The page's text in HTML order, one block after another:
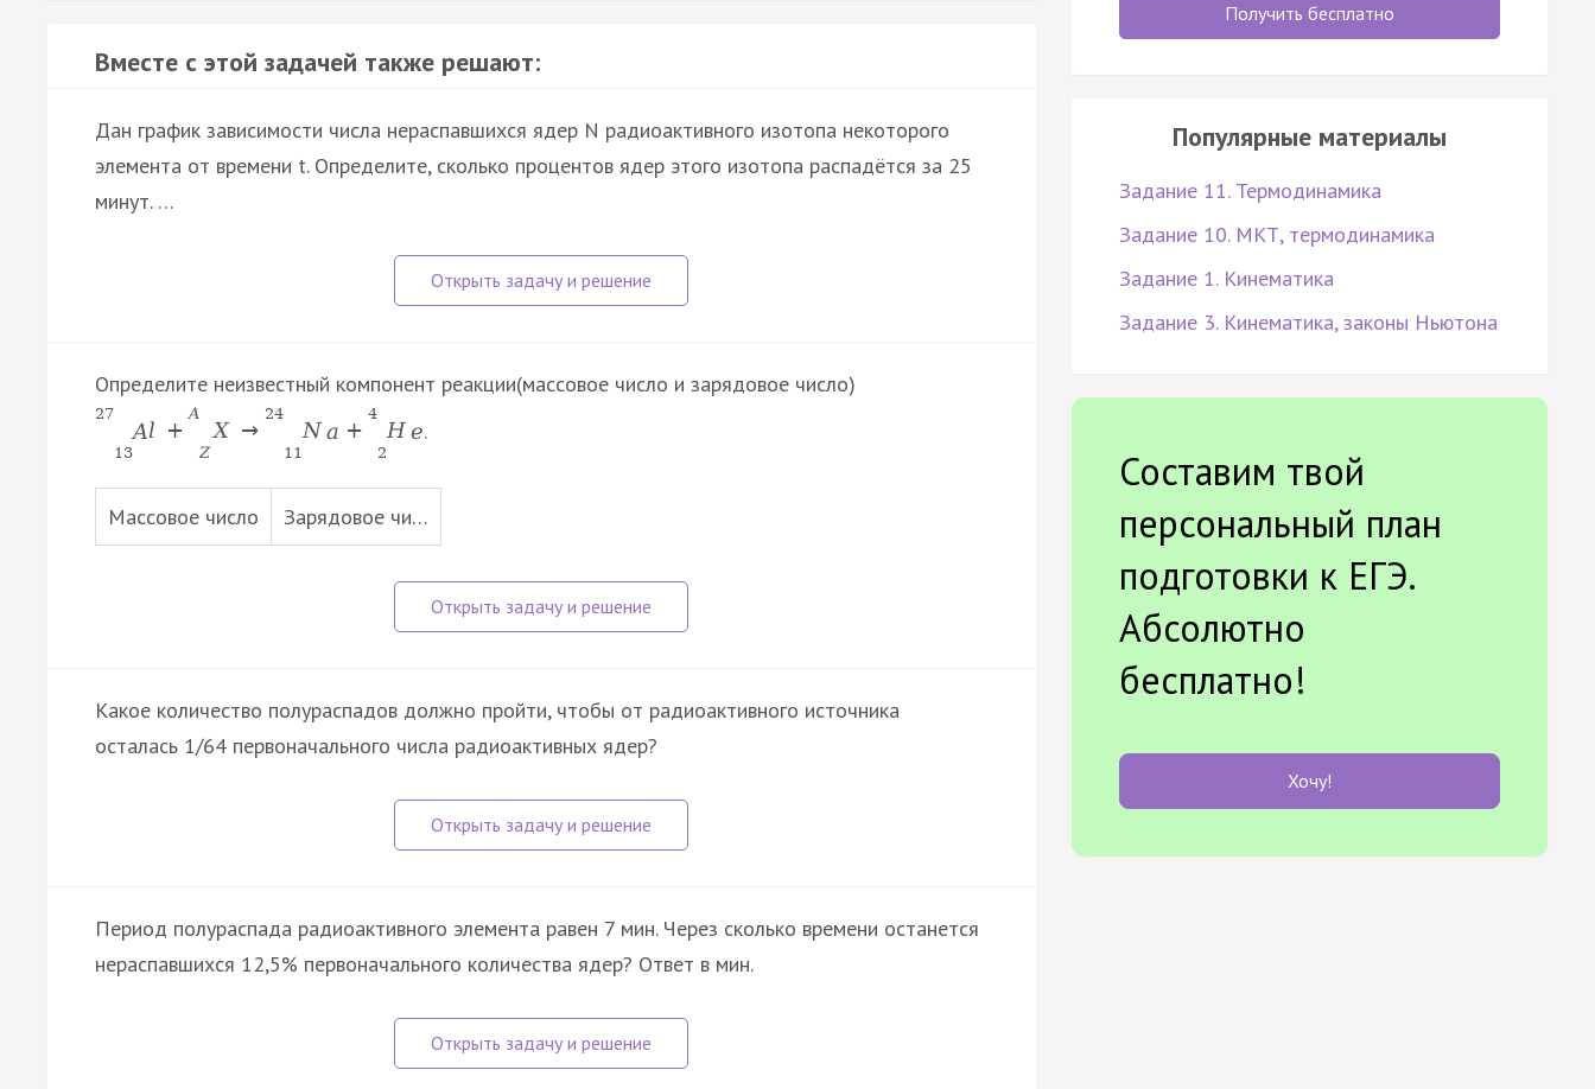
Вместе с этой задачей также решают:
Дан график зависимости числа нераспавшихся ядер N радиоактивного изотопа некоторого
элемента от времени t. Определите, сколько процентов ядер этого изотопа распадётся за 25
минут. …
Определите неизвестный компонент реакции(массовое число и зарядовое число)
27
13
Al +
A
Z
X →
24
11
Na +
4
2
He.
Массовое число Зарядовое чи…
Какое количество полураспадов должно пройти, чтобы от радиоактивного источника
осталась 1/64 первоначального числа радиоактивных ядер?
Период полураспада радиоактивного элемента равен 7 мин. Через сколько времени останется
нераспавшихся 12,5% первоначального количества ядер? Ответ в мин.
Получить бесплатно
Популярные материалы
Задание 11. Термодинамика
Задание 10. МКТ, термодинамика
Задание 1. Кинематика
Задание 3. Кинематика, законы Ньютона
Составим твой
персональный план
подготовки к ЕГЭ.
Абсолютно
бесплатно!
Хочу!